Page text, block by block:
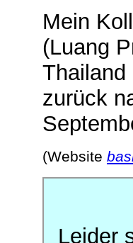
Mein
(Luang
Thailand
zurück
(Website